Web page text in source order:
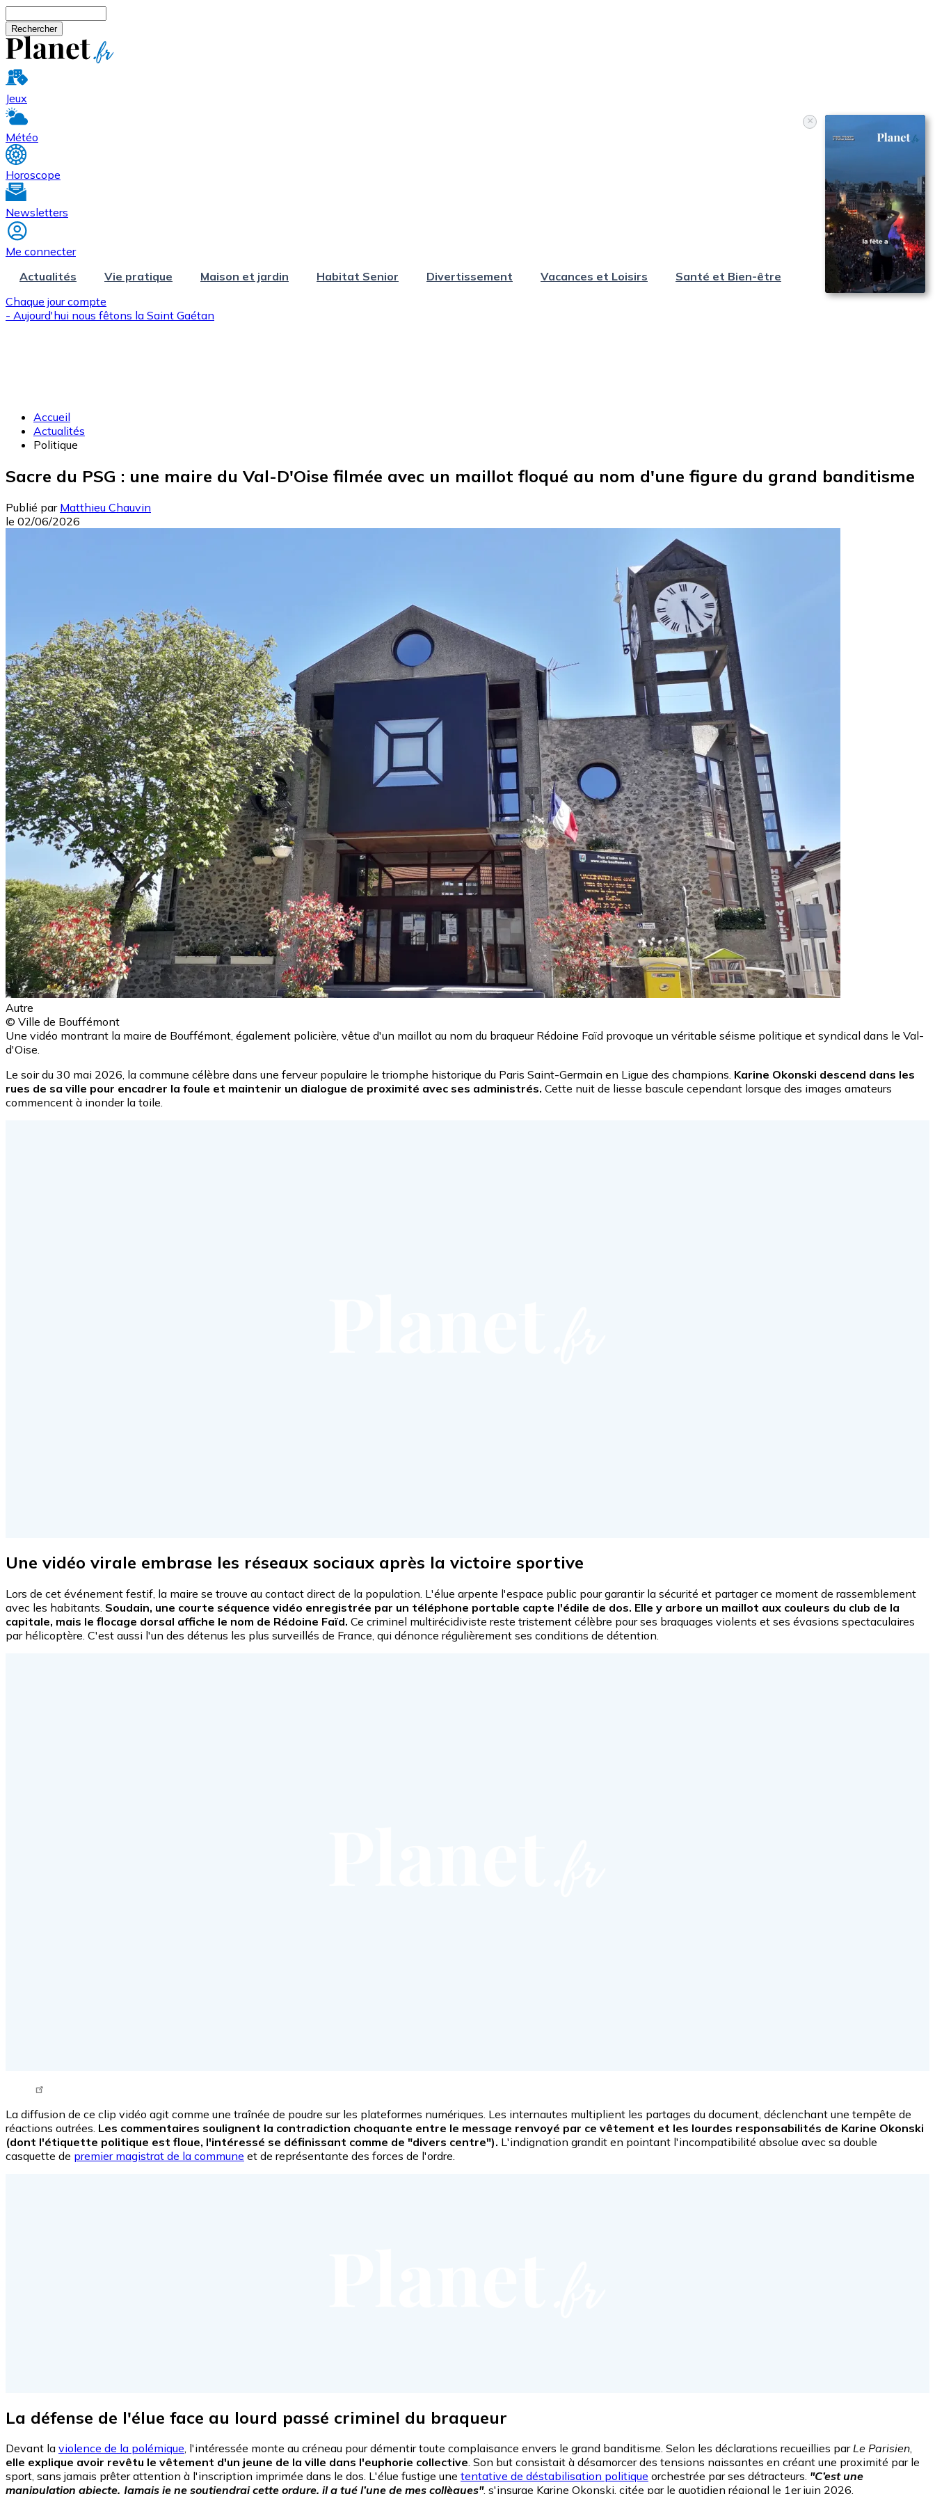
Jeux
Météo
Horoscope
Newsletters
Me connecter
Actualités
Vie pratique Maison et jardin Habitat Senior Divertissement Vacances et Loisirs
Santé et Bien-être
Chaque jour compte
- Aujourd'hui nous fêtons la Saint Gaétan
Accueil
Actualités
Politique
Sacre du PSG : une maire du Val-D'Oise filmée avec un maillot floqué au nom d'une figure du grand banditisme
Publié par Matthieu Chauvin
le 02/06/2026
Autre
© Ville de Bouffémont
Une vidéo montrant la maire de Bouffémont, également policière, vêtue d'un maillot au nom du braqueur Rédoine Faïd provoque un véritable séisme politique et syndical dans le Val-
d'Oise.
×
Le soir du 30 mai 2026, la commune célèbre dans une ferveur populaire le triomphe historique du Paris Saint-Germain en Ligue des champions. Karine Okonski descend dans les
rues de sa ville pour encadrer la foule et maintenir un dialogue de proximité avec ses administrés. Cette nuit de liesse bascule cependant lorsque des images amateurs
commencent à inonder la toile.
Une vidéo virale embrase les réseaux sociaux après la victoire sportive
Lors de cet événement festif, la maire se trouve au contact direct de la population. L'élue arpente l'espace public pour garantir la sécurité et partager ce moment de rassemblement
avec les habitants. Soudain, une courte séquence vidéo enregistrée par un téléphone portable capte l'édile de dos. Elle y arbore un maillot aux couleurs du club de la
capitale, mais le flocage dorsal affiche le nom de Rédoine Faïd. Ce criminel multirécidiviste reste tristement célèbre pour ses braquages violents et ses évasions spectaculaires
par hélicoptère. C'est aussi l'un des détenus les plus surveillés de France, qui dénonce régulièrement ses conditions de détention.
Tweet URL
La diffusion de ce clip vidéo agit comme une traînée de poudre sur les plateformes numériques. Les internautes multiplient les partages du document, déclenchant une tempête de
réactions outrées. Les commentaires soulignent la contradiction choquante entre le message renvoyé par ce vêtement et les lourdes responsabilités de Karine Okonski
(dont l'étiquette politique est floue, l'intéressé se définissant comme de "divers centre"). L'indignation grandit en pointant l'incompatibilité absolue avec sa double
casquette de premier magistrat de la commune et de représentante des forces de l'ordre.
La défense de l'élue face au lourd passé criminel du braqueur
Devant la violence de la polémique, l'intéressée monte au créneau pour démentir toute complaisance envers le grand banditisme. Selon les déclarations recueillies parLe Parisien,
elle explique avoir revêtu le vêtement d'un jeune de la ville dans l'euphorie collective. Son but consistait à désamorcer des tensions naissantes en créant une proximité par le
sport, sans jamais prêter attention à l'inscription imprimée dans le dos. L'élue fustige une tentative de déstabilisation politique orchestrée par ses détracteurs. "C’est une
manipulation abjecte. Jamais je ne soutiendrai cette ordure, il a tué l’une de mes collègues", s'insurge Karine Okonski, citée par le quotidien régional le 1er juin 2026.